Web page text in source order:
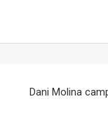
Dani Molina